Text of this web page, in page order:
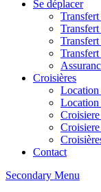
Se déplacer
Croisières
Location
Location
Contact
Secondary Menu